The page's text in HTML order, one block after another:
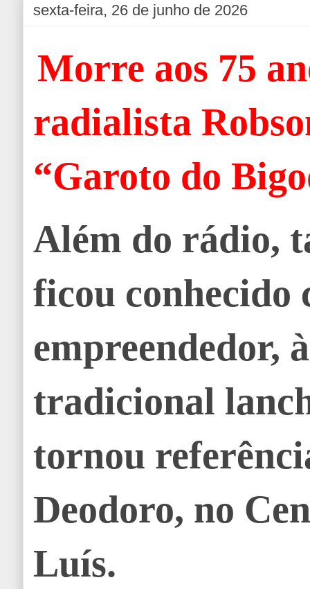
sexta-feira, 26 de junho de 2026
Morre aos 75
radialista
“Garoto do
Além do rádio,
ficou conhecido
empreendedor,
tradicional
tornou
Deodoro, no
Luís.